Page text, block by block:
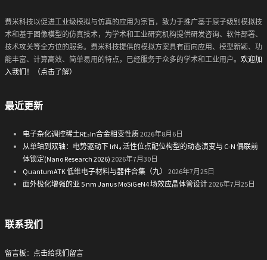
费米科技以促进工业级模拟与仿真的应用为宗旨，致力于推广基于原子级别模拟技
术和基于图像模型的仿真技术，为学术和工业研究机构提供研发咨询、软件部署、
技术攻关等全方位的服务。费米科技提供的模拟方案具有面向应用、模型新颖、功
能丰富、计算高效、简单易用的特点，已经服务于众多的学术和工业用户。 欢迎加
入我们！（点击了解）
最近更新
电子杂化调控稀土RE₂In合金相变性质2026年8月6日
从单轴到双轴：电势驱动下 IrN₄ 活性位点配位构型的动态演变与 C-N 偶联前
体锁定(Nano Research 2026) 2026年7月30日
QuantumATK 低维电子材料与器件合集（九）
2026年7月25日
面外极化增强的亚 5 nm Janus MoSiGeN4 场效应晶体管设计2026年7月25日
联系我们
留言板 ： 点击给我们留言